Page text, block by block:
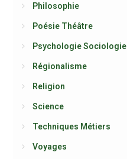
Philosophie
Poésie Théâtre
Psychologie Sociologie
Régionalisme
Religion
Science
Techniques Métiers
Voyages